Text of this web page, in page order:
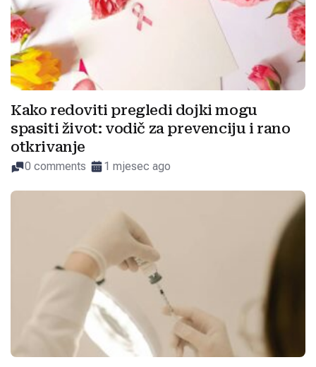
Kako redoviti pregledi dojki mogu
spasiti život: vodič za prevenciju i rano
otkrivanje
0 comments 1 mjesec ago